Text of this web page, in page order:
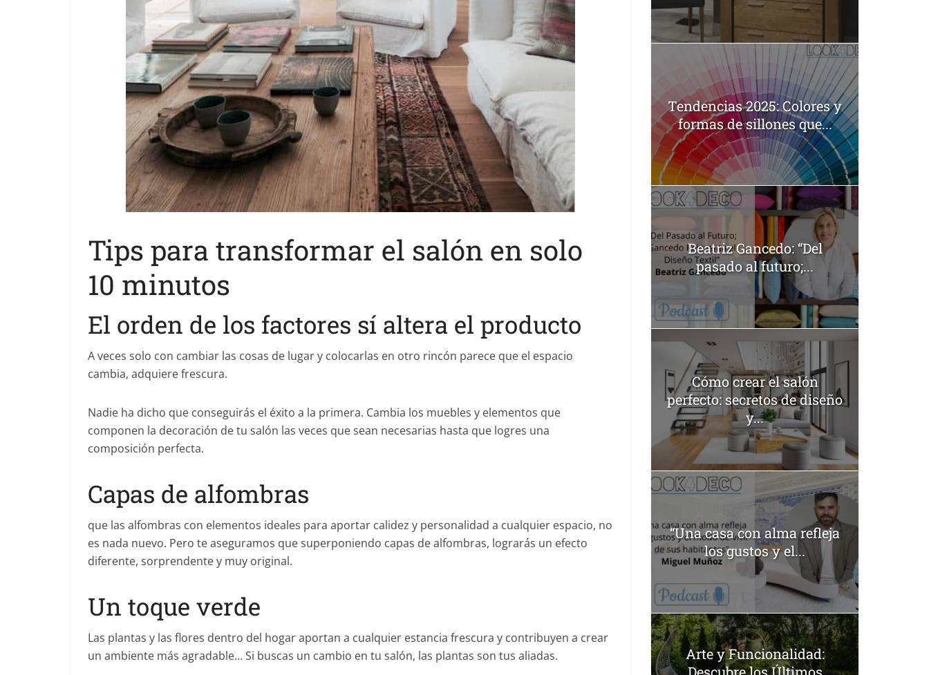
Tips para transformar el salón en solo
10 minutos
El orden de los factores sí altera el producto
A veces solo con cambiar las cosas de lugar y colocarlas en otro rincón parece que el espacio
cambia, adquiere frescura.
Nadie ha dicho que conseguirás el éxito a la primera. Cambia los muebles y elementos que
componen la decoración de tu salón las veces que sean necesarias hasta que logres una
composición perfecta.
Capas de alfombras
que las alfombras con elementos ideales para aportar calidez y personalidad a cualquier espacio, no
es nada nuevo. Pero te aseguramos que superponiendo capas de alfombras, lograrás un efecto
diferente, sorprendente y muy original.
Un toque verde
Las plantas y las flores dentro del hogar aportan a cualquier estancia frescura y contribuyen a crear
un ambiente más agradable… Si buscas un cambio en tu salón, las plantas son tus aliadas.
Tendencias 2025: Colores y
formas de sillones que...
Beatriz Gancedo: “Del
pasado al futuro;...
Cómo crear el salón
perfecto: secretos de diseño
y...
“Una casa con alma refleja
los gustos y el...
Arte y Funcionalidad: